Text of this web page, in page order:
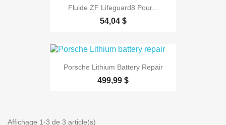
Fluide ZF Lifeguard8 Pour...
54,04 $
Porsche Lithium Battery Repair
499,99 $
Affichage 1-3 de 3 article(s)